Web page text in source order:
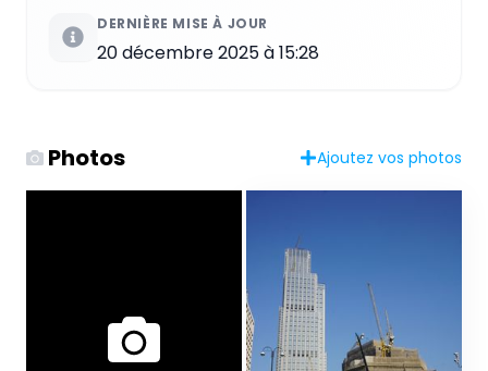
DERNIÈRE MISE À JOUR
20 décembre 2025 à 15:28
Photos Ajoutez vos photos